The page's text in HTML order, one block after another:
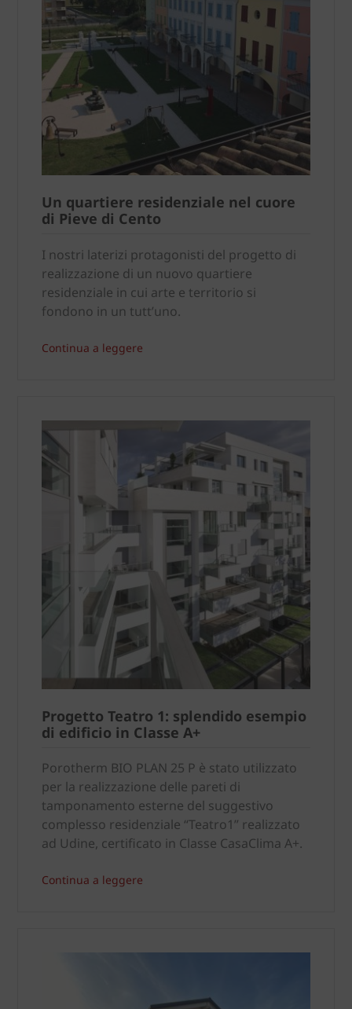
Un quartiere residenziale nel cuore
di Pieve di Cento
I nostri laterizi protagonisti del progetto di
realizzazione di un nuovo quartiere
residenziale in cui arte e territorio si
fondono in un tutt’uno.
Continua a leggere
Progetto Teatro 1: splendido esempio
di edificio in Classe A+
Porotherm BIO PLAN 25 P è stato utilizzato
per la realizzazione delle pareti di
tamponamento esterne del suggestivo
complesso residenziale “Teatro1” realizzato
ad Udine, certificato in Classe CasaClima A+.
Continua a leggere